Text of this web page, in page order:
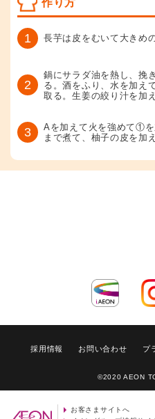
1 長芋は皮をむいて大きめ
2
鍋にサラダ油を熱し、挽
る。酒をふり、水を加え
取る。生姜の絞り汁を加
3
Aを加えて火を強めて①
まで煮て、柚子の皮を加
採用情報 お問い合わせ プ
©2020 AEON
お客さまサイトへ